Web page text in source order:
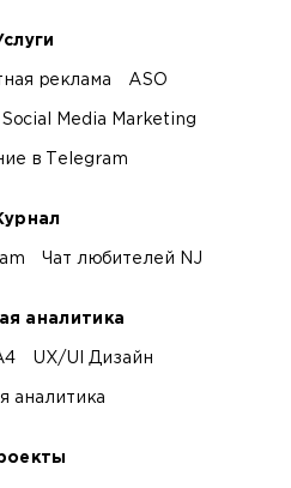
реклама ASO
Social Media Marketing
в Telegram
Чат любителей NJ
аналитика
UX/UI Дизайн
аналитика